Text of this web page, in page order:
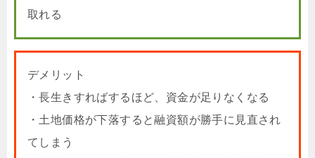
取れる
デメリット
・長生きすればするほど、資金が足りなくなる
・土地価格が下落すると融資額が勝手に見直され
てしまう